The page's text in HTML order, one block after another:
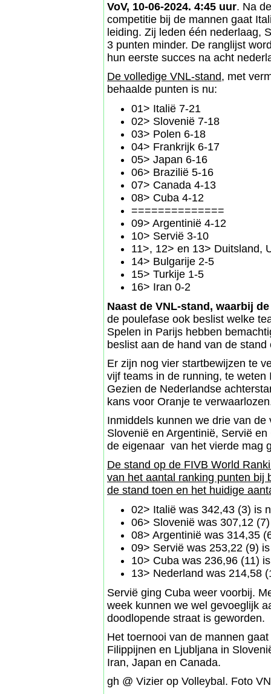
VoV, 10-06-2024. 4:45 uur. Na
competitie bij de mannen gaat
leiding. Zij leden één nederlaag,
3 punten minder. De ranglijst
hun eerste succes na acht
De volledige VNL-stand, met
behaalde punten is nu:
01> Italië 7-21
02> Slovenië 7-18
03> Polen 6-18
04> Frankrijk 6-17
05> Japan 6-16
06> Brazilië 5-16
07> Canada 4-13
08> Cuba 4-12
==============
09> Argentinië 4-12
10> Servië 3-10
11>, 12> en 13> Duitsland,
14> Bulgarije 2-5
15> Turkije 1-5
16> Iran 0-2
Naast de VNL-stand, waarbij
de poulefase ook beslist welke
Spelen in Parijs hebben
beslist aan de hand van de
Er zijn nog vier startbewijzen te
vijf teams in de running, te
Gezien de Nederlandse
kans voor Oranje te
Inmiddels kunnen we drie van
Slovenië en Argentinië, Servië
de eigenaar van het vierde mag
De stand op de FIVB World
van het aantal ranking punten bij
de stand toen en het huidige
02> Italië was 342,43 (3) is
06> Slovenië was 307,12
08> Argentinië was 314,35
09> Servië was 253,22 (9)
10> Cuba was 236,96 (11)
13> Nederland was 214,58
Servië ging Cuba weer voorbij.
week kunnen we wel gevoeglijk
doodlopende straat is geworden.
Het toernooi van de mannen
Filippijnen en Ljubljana in
Iran, Japan en Canada.
gh @ Vizier op Volleybal. Foto